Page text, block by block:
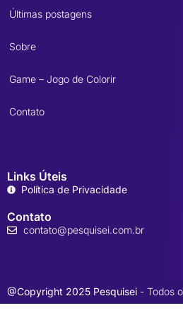
Últimas postagens
Sobre
Game – Jogo de Colorir
Contato
Links Úteis
Política de Privacidade
Contato
contato@pesquisei.com.br
@Copyright 2025 Pesquisei - Todos